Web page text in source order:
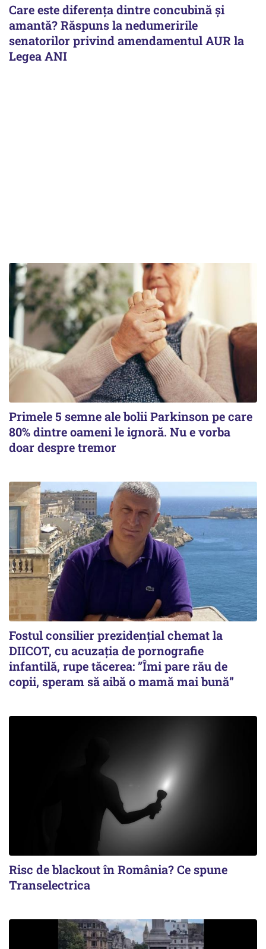
Care este diferența dintre concubină și
amantă? Răspuns la nedumeririle
senatorilor privind amendamentul AUR la
Legea ANI
Primele 5 semne ale bolii Parkinson pe care
80% dintre oameni le ignoră. Nu e vorba
doar despre tremor
Fostul consilier prezidențial chemat la
DIICOT, cu acuzația de pornografie
infantilă, rupe tăcerea: ”Îmi pare rău de
copii, speram să aibă o mamă mai bună”
Risc de blackout în România? Ce spune
Transelectrica